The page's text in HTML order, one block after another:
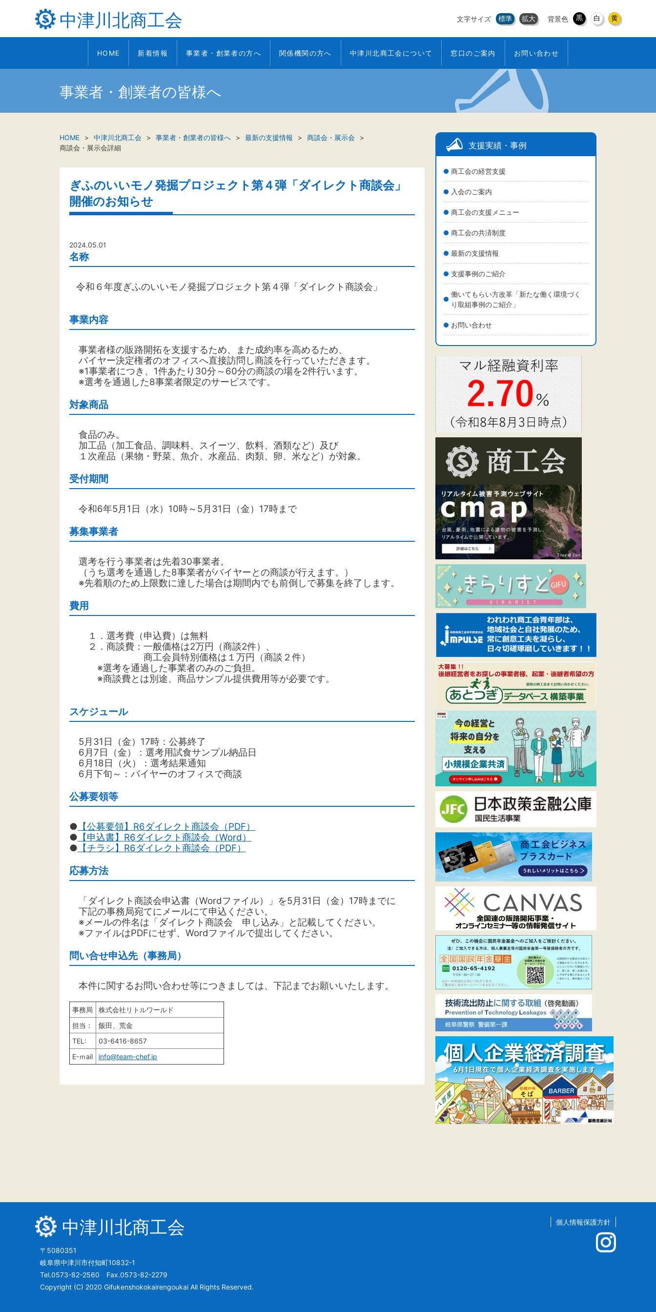
中津川北商工会 文字サイズ 標準 拡大 背景色 黒 白 黄
HOME 新着情報 事業者・創業者の方へ 関係機関の方へ 中津川北商工会について 窓口のご案内 お問い合わせ
事業者・創業者の皆様へ
支援実績・事例
商工会の経営支援
入会のご案内
商工会の支援メニュー
商工会の共済制度
最新の支援情報
支援事例のご紹介
働いてもらい方改革「新たな働く環境づく
り取組事例のご紹介」
お問い合わせ
HOME 中津川北商工会 事業者・創業者の皆様へ 最新の支援情報
商談会・展示会
商談会・展示会詳細
ぎふのいいモノ発掘プロジェクト第４弾「ダイレクト商談会」
開催のお知らせ
2024.05.01
名称
令和６年度ぎふのいいモノ発掘プロジェクト第４弾「ダイレクト商談会」
事業内容
事業者様の販路開拓を支援するため、また成約率を高めるため、
バイヤー決定権者のオフィスへ直接訪問し商談を行っていただきます。
※1事業者につき、1件あたり30分～60分の商談の場を2件行います。
※選考を通過した8事業者限定のサービスです。
対象商品
食品のみ。
加工品（加工食品、調味料、スイーツ、飲料、酒類など） 及び
１次産品（果物・野菜、魚介、水産品、肉類、卵、米など）が対象。
受付期間
令和6年5月1日（水）10時～5月31日（金）17時まで
募集事業者
選考を行う事業者は先着30事業者。
（うち選考を通過した8事業者がバイヤーとの商談が行えます。）
※先着順のため上限数に達した場合は期間内でも前倒しで募集を終了します。
費用
１．選考費（申込費）は無料
２．商談費：一般価格は2万円（商談2件）、
商工会員特別価格は１万円（商談２件）
※選考を通過した事業者のみのご負担。
※商談費とは別途、商品サンプル提供費用等が必要です。
スケジュール
5月31日（金）17時：公募終了
6月7日（金）：選考用試食サンプル納品日
6月18日（火）：選考結果通知
6月下旬～：バイヤーのオフィスで商談
公募要領等
● 【公募要領】R6ダイレクト商談会（PDF）
● 【申込書】R6ダイレクト商談会（Word）
● 【チラシ】R6ダイレクト商談会（PDF）
応募方法
「ダイレクト商談会申込書（Wordファイル）」を5月31日（金）17時までに
下記の事務局宛てにメールにて申込ください。
※メールの件名は「ダイレクト商談会 申し込み」と記載してください。
※ファイルはPDFにせず、Wordファイルで提出してください。
問い合せ申込先（事務局）
本件に関するお問い合わせ等につきましては、下記までお願いいたします。
事務局
株式会社リトルワールド
担当：
飯田、荒金
TEL:
03-6416-8657
E-ｍail
info@team-chef.jp
中津川北商工会
〒5080351
岐阜県中津川市付知町10832-1
Tel.0573-82-2560 Fax.0573-82-2279
Copyright (C) 2020 Gifukenshokokairengoukai All Rights Reserved.
個人情報保護方針